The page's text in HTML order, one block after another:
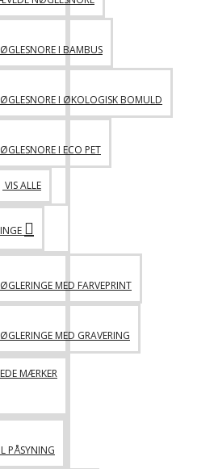
I BAMBUS
I ØKOLOGISK BOMULD
I ECO PET
VIS ALLE
MED FARVEPRINT
MED GRAVERING
MÆRKER
PÅSYNING